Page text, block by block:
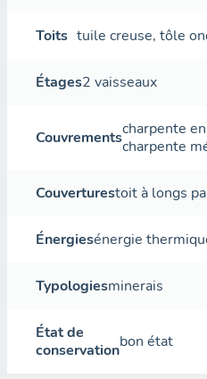
Toits tuile creuse,tôle
Étages2 vaisseaux
Couvrementscharpente
charpente
Couverturestoit à longs
Énergiesénergie
Typologiesminerais
État de
conservationbon état